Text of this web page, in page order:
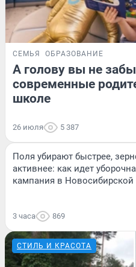
СЕМЬЯ ОБРАЗОВАНИЕ
А голову вы не
современные
школе
26 июля 5 387
Поля убирают быстрее,
активнее: как идет
кампания в Новосибирской
3 часа 869
СТИЛЬ И КРАСОТА